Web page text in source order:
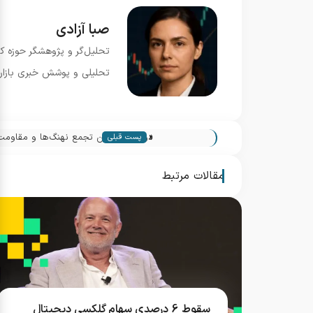
صبا آزادی
تحلیل‌گر و پژوهشگر حوزه
تحلیلی و پوشش خبری
« پست قبلی
دوج کوین بین تجمع نهنگ‌ها و مقاومت 0.1409؛ آیا شکست در راه
مقالات مرتبط